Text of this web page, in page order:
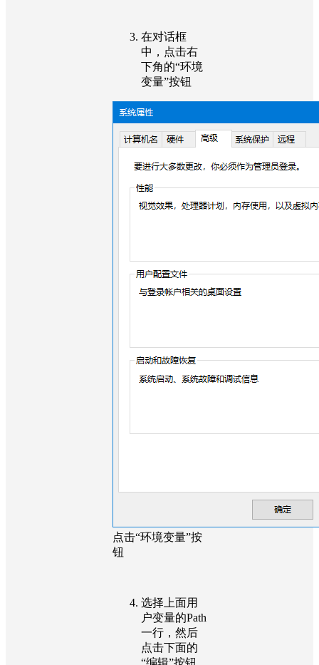
在对话框
中，点击右
下角的“环境
变量”按钮
点击“环境变量”按
钮
选择上面用
户变量的Path
一行，然后
点击下面的